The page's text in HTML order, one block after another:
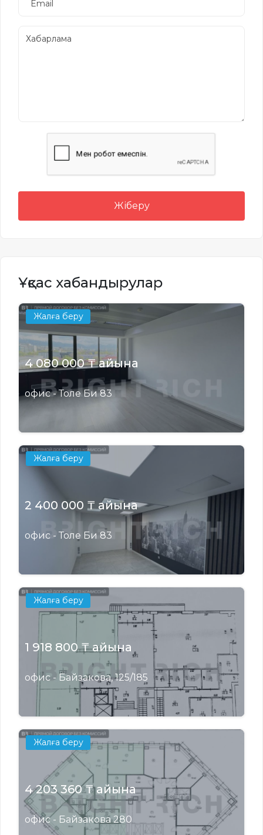
Жіберу
Ұқсас хабандырулар
Жалға беру
4 080 000 ₸ айына
офис - Толе Би 83
Жалға беру
2 400 000 ₸ айына
офис - Толе Би 83
Жалға беру
1 918 800 ₸ айына
офис - Байзакова, 125/185
Жалға беру
4 203 360 ₸ айына
офис - Байзакова 280